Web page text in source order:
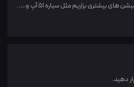
بیشتری بزاریم مثل سیاره 51 آپ و…..